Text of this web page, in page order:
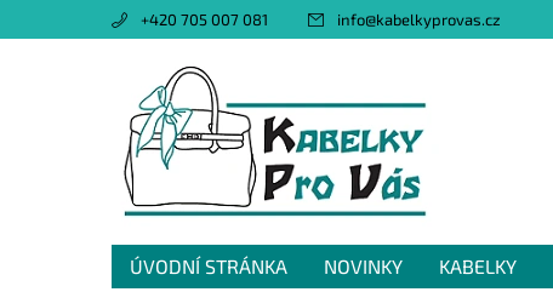
+420 705 007 081 info@kabelkyprovas.cz
ÚVODNÍ STRÁNKA NOVINKY KABELKY